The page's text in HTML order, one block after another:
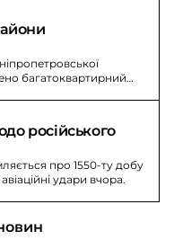
багатоквартирний
російського
про 1550-ту добу
удари вчора.